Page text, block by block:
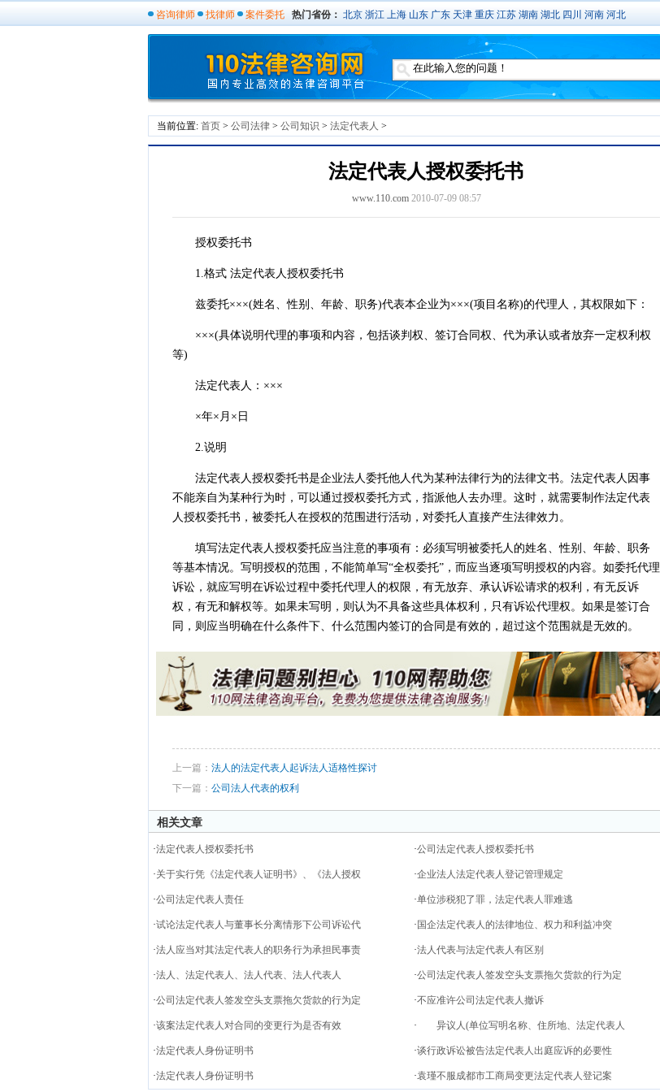
咨询律师 找律师 案件委托 热门省份： 北京 浙江 上海 山东 广东 天津 重庆 江苏 湖南 湖北 四川 河南 河北
当前位置: 首页 > 公司法律 > 公司知识 > 法定代表人 >
法定代表人授权委托书
www.110.com2010-07-09 08:57
授权委托书
1.格式 法定代表人授权委托书
兹委托×××(姓名、性别、年龄、职务)代表本企业为×××(项目名称)的代理人，其权限如下：
×××(具体说明代理的事项和内容，包括谈判权、签订合同权、代为承认或者放弃一定权利权
等)
法定代表人：×××
×年×月×日
2.说明
法定代表人授权委托书是企业法人委托他人代为某种法律行为的法律文书。法定代表人因事
不能亲自为某种行为时，可以通过授权委托方式，指派他人去办理。这时，就需要制作法定代表
人授权委托书，被委托人在授权的范围进行活动，对委托人直接产生法律效力。
填写法定代表人授权委托应当注意的事项有：必须写明被委托人的姓名、性别、年龄、职务
等基本情况。写明授权的范围，不能简单写“全权委托”，而应当逐项写明授权的内容。如委托代理
诉讼，就应写明在诉讼过程中委托代理人的权限，有无放弃、承认诉讼请求的权利，有无反诉
权，有无和解权等。如果未写明，则认为不具备这些具体权利，只有诉讼代理权。如果是签订合
同，则应当明确在什么条件下、什么范围内签订的合同是有效的，超过这个范围就是无效的。
上一篇： 法人的法定代表人起诉法人适格性探讨
下一篇： 公司法人代表的权利
相关文章
·法定代表人授权委托书 ·公司法定代表人授权委托书
·关于实行凭《法定代表人证明书》、《法人授权 ·企业法人法定代表人登记管理规定
·公司法定代表人责任 ·单位涉税犯了罪，法定代表人罪难逃
·试论法定代表人与董事长分离情形下公司诉讼代 ·国企法定代表人的法律地位、权力和利益冲突
·法人应当对其法定代表人的职务行为承担民事责 ·法人代表与法定代表人有区别
·法人、法定代表人、法人代表、法人代表人 ·公司法定代表人签发空头支票拖欠货款的行为定
·公司法定代表人签发空头支票拖欠货款的行为定 ·不应准许公司法定代表人撤诉
·该案法定代表人对合同的变更行为是否有效 · 异议人(单位写明名称、住所地、法定代表人
·法定代表人身份证明书 ·谈行政诉讼被告法定代表人出庭应诉的必要性
·法定代表人身份证明书 ·袁瑾不服成都市工商局变更法定代表人登记案